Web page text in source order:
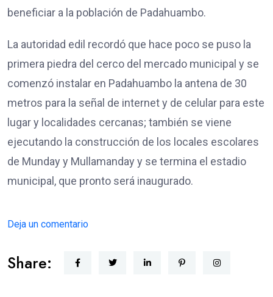
beneficiar a la población de Padahuambo.
La autoridad edil recordó que hace poco se puso la
primera piedra del cerco del mercado municipal y se
comenzó instalar en Padahuambo la antena de 30
metros para la señal de internet y de celular para este
lugar y localidades cercanas; también se viene
ejecutando la construcción de los locales escolares
de Munday y Mullamanday y se termina el estadio
municipal, que pronto será inaugurado.
Deja un comentario
Share: